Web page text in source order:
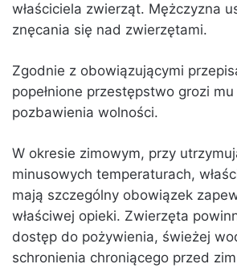
właściciela zwierząt. Mężczyzna
znęcania się nad zwierzętami.
Zgodnie z obowiązującymi
popełnione przestępstwo grozi
pozbawienia wolności.
W okresie zimowym, przy
minusowych temperaturach,
mają szczególny obowiązek
właściwej opieki. Zwierzęta
dostęp do pożywienia, świeżej
schronienia chroniącego przed